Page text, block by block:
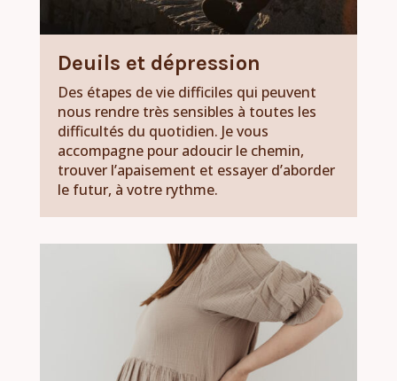
Deuils et dépression
Des étapes de vie difficiles qui peuvent
nous rendre très sensibles à toutes les
difficultés du quotidien. Je vous
accompagne pour adoucir le chemin,
trouver l’apaisement et essayer d’aborder
le futur, à votre rythme.